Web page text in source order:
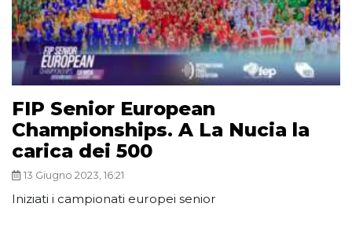
FIP Senior European
Championships. A La Nucia la
carica dei 500
13 Giugno 2023, 16:21
Iniziati i campionati europei senior